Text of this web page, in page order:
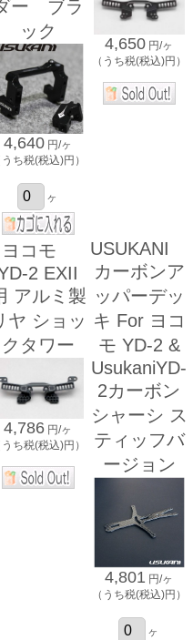
ー ブラ
ック
4,640 円/ヶ
うち税(税込)円）
ヶ
4,650 円/ヶ
（うち税(税込)円）
ヨコモ
2 EXII
アルミ製
ヤ ショッ
クタワー
4,786 円/ヶ
うち税(税込)円）
USUKANI
カーボンア
ッパーデッ
キ For ヨコ
モ YD-2 &
UsukaniYD-
2カーボン
シャーシ ス
ティッフバ
ージョン
4,801 円/ヶ
（うち税(税込)円）
ヶ